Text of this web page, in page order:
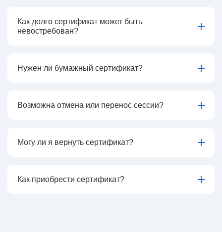
Как долго сертификат может быть
невостребован?
Нужен ли бумажный сертификат?
Возможна отмена или перенос сессии?
Могу ли я вернуть сертификат?
Как приобрести сертификат?